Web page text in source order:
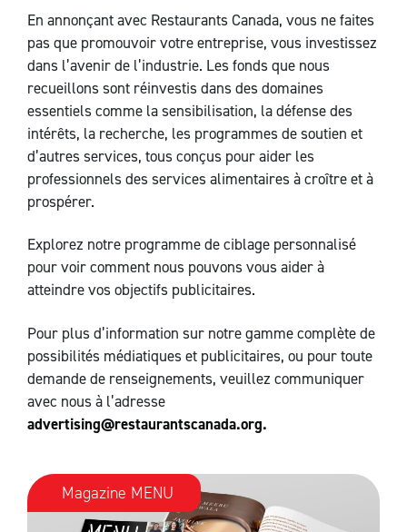
En annonçant avec Restaurants Canada, vous ne faites
pas que promouvoir votre entreprise, vous investissez
dans l’avenir de l’industrie. Les fonds que nous
recueillons sont réinvestis dans des domaines
essentiels comme la sensibilisation, la défense des
intérêts, la recherche, les programmes de soutien et
d’autres services, tous conçus pour aider les
professionnels des services alimentaires à croître et à
prospérer.
Explorez notre programme de ciblage personnalisé
pour voir comment nous pouvons vous aider à
atteindre vos objectifs publicitaires.
Pour plus d’information sur notre gamme complète de
possibilités médiatiques et publicitaires, ou pour toute
demande de renseignements, veuillez communiquer
avec nous à l’adresse
advertising@restaurantscanada.org.
Magazine MENU